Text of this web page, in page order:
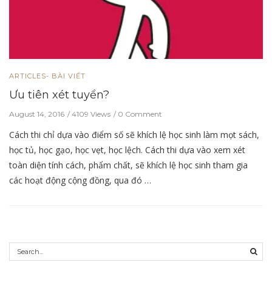
ARTICLES- BÀI VIẾT
Ưu tiên xét tuyển?
August 14, 2016 4109 Views 0 Comment
Cách thi chỉ dựa vào điểm số sẽ khích lệ học sinh làm mọt sách,
học tủ, học gạo, học vẹt, học lệch. Cách thi dựa vào xem xét
toàn diện tính cách, phẩm chất, sẽ khích lệ học sinh tham gia
các hoạt động cộng đồng, qua đó …